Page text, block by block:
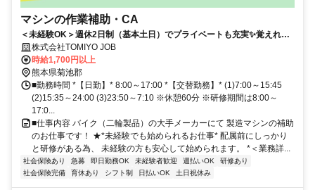
マシンの作業補助・CA
＜未経験OK＞週休2日制（基本土日）でプライベートも充実✨覚えれば
簡単！✨
株式会社TOMIYO JOB
時給1,700円以上
熊本県菊池郡
■勤務時間 *【日勤】* 8:00～17:00 *【交替勤務】* (1)7:00～15:45
(2)15:35～24:00 (3)23:50～7:10 ※休憩60分 ※研修期間は8:00～
17:0...
■仕事内容 バイク（二輪製品）の大手メーカーにて 製造マシンの補助
のお仕事です！ ★*未経験でも始められるお仕事* 配属前にしっかり
と研修がある為、 未経験の方も安心して始められます。 *＜業務詳...
社会保険あり 急募 即日勤務OK 未経験者歓迎 週払いOK
研修あり
社会保険完備
育休あり シフト制 日払いOK 土日祝休み